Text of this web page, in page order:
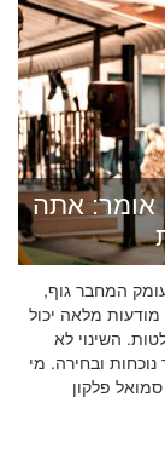
אומר: אתה
המחבר גוף,
מלאה יכול
השינוי לא
ובחירה. מי